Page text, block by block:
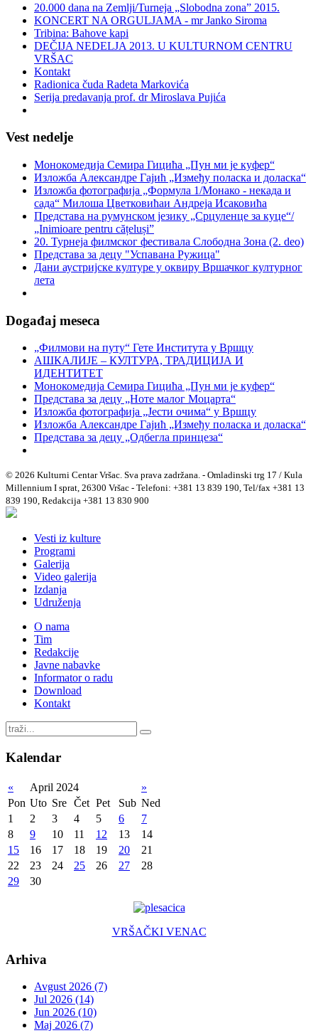
20.000 dana na Zemlji/Turneja „Slobodna zona” 2015.
KONCERT NA ORGULJAMA - mr Janko Siroma
Tribina: Bahove kapi
DEČIJA NEDELJA 2013. U KULTURNOM CENTRU
VRŠAC
Kontakt
Radionica čuda Radeta Markovića
Serija predavanja prof. dr Miroslava Pujića
Vest nedelje
Монокомедија Семира Гицића „Пун ми је куфер“
Изложба Александре Гајић „Између поласка и доласка“
Изложба фотографија „Формула 1/Монако - некада и
сада“ Милоша Цветковићаи Андреја Исаковића
Представа на румунском језику „Срцуленце за куце“/
„Inimioare pentru cățeluși”
20. Турнеја филмског фестивала Слободна Зона (2. deo)
Представа за децу "Успавана Ружица"
Дани аустријске културе у оквиру Вршачког културног
лета
Događaj meseca
„Филмови на путу“ Гетe Института у Вршцу
АШКАЛИЈЕ – КУЛТУРА, ТРАДИЦИЈА И
ИДЕНТИТЕТ
Монокомедија Семира Гицића „Пун ми је куфер“
Представа за децу „Ноте малог Моцарта“
Изложба фотографија „Јести очима“ у Вршцу
Изложба Александре Гајић „Између поласка и доласка“
Представа за децу „Одбегла принцеза“
© 2026 Kulturni Centar Vršac. Sva prava zadržana. - Omladinski trg 17 / Kula
Millennium I sprat, 26300 Vršac - Telefoni: +381 13 839 190, Tel/fax +381 13
839 190, Redakcija +381 13 830 900
Vesti iz kulture
Programi
Galerija
Video galerija
Izdanja
Udruženja
O nama
Tim
Redakcije
Javne nabavke
Informator o radu
Download
Kontakt
Kalendar
« April 2024
»
Pon Uto Sre Čet Pet Sub Ned
1
2 3 4 5 6
7
8
9 10 11 12 13
14
15
16 17 18 19 20
21
22
23 24 25 26 27
28
29
30
VRŠAČKI VENAC
Arhiva
Avgust 2026 (7)
Jul 2026 (14)
Jun 2026 (10)
Maj 2026 (7)